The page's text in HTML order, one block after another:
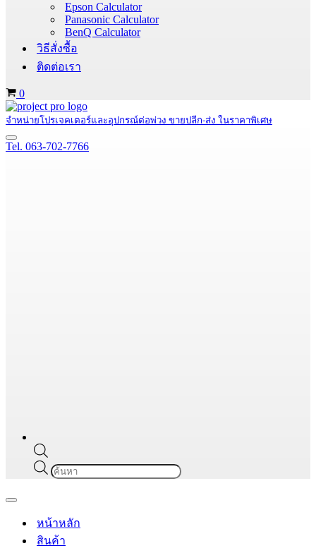
Epson Calculator
Panasonic Calculator
BenQ Calculator
วิธีสั่งซื้อ
ติดต่อเรา
Cart
0
จำหน่ายโปรเจคเตอร์และอุปกรณ์ต่อพ่วง ขายปลีก-ส่ง ในราคาพิเศษ
Navigation
Menu
Tel. 063-702-7766
Products
search
Navigation
หน้าหลัก
สินค้า